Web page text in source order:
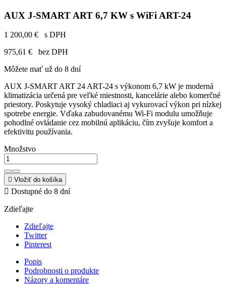
AUX J-SMART ART 6,7 KW s WiFi ART-24
1 200,00 €
s DPH
975,61 €
bez DPH
Môžete mať už do 8 dní
AUX J-SMART ART 24 ART-24 s výkonom 6,7 kW je moderná
klimatizácia určená pre veľké miestnosti, kancelárie alebo komerčné
priestory. Poskytuje vysoký chladiaci aj vykurovací výkon pri nízkej
spotrebe energie. Vďaka zabudovanému Wi-Fi modulu umožňuje
pohodlné ovládanie cez mobilnú aplikáciu, čím zvyšuje komfort a
efektivitu používania.
Množstvo
 Vložiť do košíka
 Dostupné do 8 dní
Zdieľajte
Zdieľajte
Twitter
Pinterest
Popis
Podrobnosti o produkte
Názory a komentáre